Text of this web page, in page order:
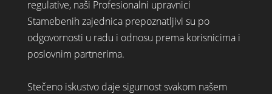
regulative, naši Profesionalni upravnici
Stamebenih zajednica prepoznatljivi su po
odgovornosti u radu i odnosu prema korisnicima i
poslovnim partnerima.
Stečeno iskustvo daje sigurnost svakom našem